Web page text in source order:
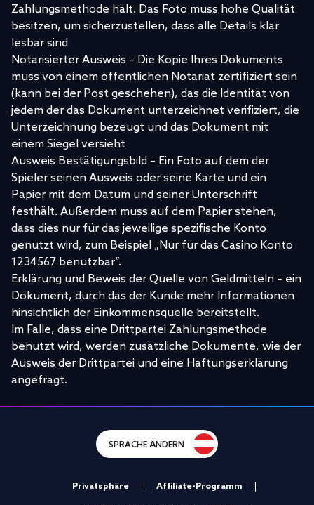
Zahlungsmethode hält. Das Foto muss hohe Qualität
besitzen, um sicherzustellen, dass alle Details klar
lesbar sind
Notarisierter Ausweis – Die Kopie Ihres Dokuments
muss von einem öffentlichen Notariat zertifiziert sein
(kann bei der Post geschehen), das die Identität von
jedem der das Dokument unterzeichnet verifiziert, die
Unterzeichnung bezeugt und das Dokument mit
einem Siegel versieht
Ausweis Bestätigungsbild – Ein Foto auf dem der
Spieler seinen Ausweis oder seine Karte und ein
Papier mit dem Datum und seiner Unterschrift
festhält. Außerdem muss auf dem Papier stehen,
dass dies nur für das jeweilige spezifische Konto
genutzt wird, zum Beispiel „Nur für das Casino Konto
1234567 benutzbar“.
Erklärung und Beweis der Quelle von Geldmitteln – ein
Dokument, durch das der Kunde mehr Informationen
hinsichtlich der Einkommensquelle bereitstellt.
Im Falle, dass eine Drittpartei Zahlungsmethode
benutzt wird, werden zusätzliche Dokumente, wie der
Ausweis der Drittpartei und eine Haftungserklärung
angefragt.
SPRACHE ÄNDERN
Privatsphäre Affiliate-Programm